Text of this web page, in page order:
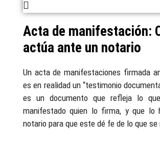
Acta de manifestación:
actúa ante un notario
Un acta de manifestaciones firmada
es en realidad un “testimonio
es un documento que refleja lo
manifestado quien lo firma, y que lo
notario para que este dé fe de lo que